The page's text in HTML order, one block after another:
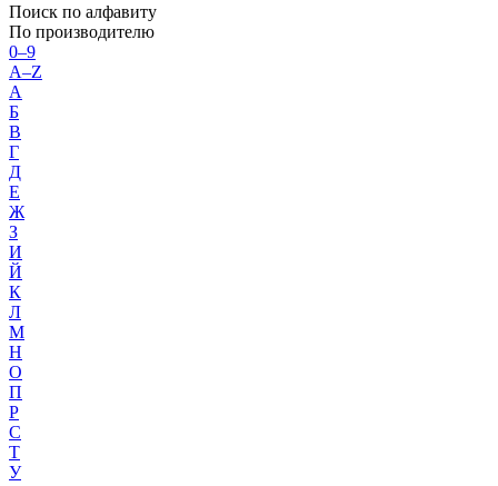
Поиск по алфавиту
По производителю
0–9
A–Z
А
Б
В
Г
Д
Е
Ж
З
И
Й
К
Л
М
Н
О
П
Р
С
Т
У